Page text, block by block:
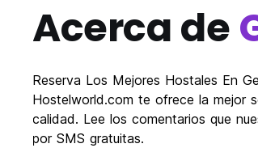
Acerca de
Reserva Los Mejores Hostales En
Hostelworld.com te ofrece la mejor
calidad. Lee los comentarios que
por SMS gratuitas.